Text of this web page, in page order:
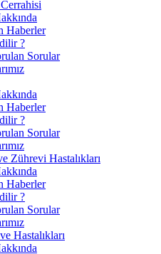
Haberler
?
Sorular
Haberler
?
Sorular
Zührevi Hastalıkları
Haberler
?
Sorular
Hastalıkları